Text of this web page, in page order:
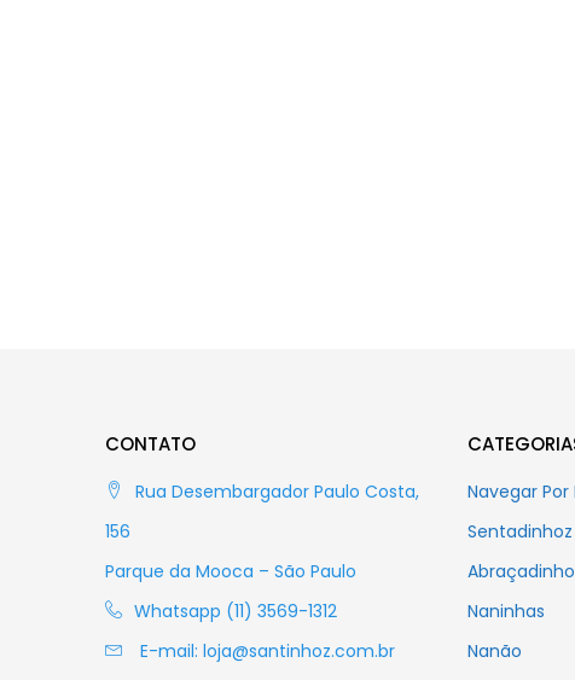
CONTATO
Rua Desembargador Paulo Costa,
156
Parque da Mooca – São Paulo
Whatsapp (11) 3569-1312
E-mail: loja@santinhoz.com.br
Navegar
Sentadinhoz
Abraçadinho
Naninhas
Nanão